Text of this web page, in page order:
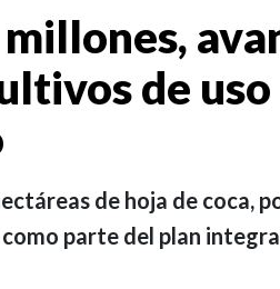
de
de hoja de coca,
parte del plan